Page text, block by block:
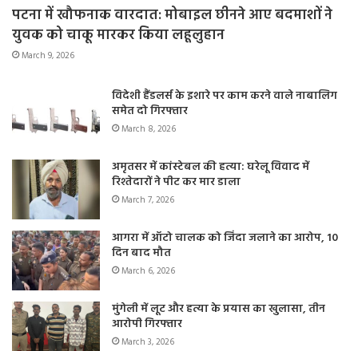
पटना में खौफनाक वारदात: मोबाइल छीनने आए बदमाशों ने
युवक को चाकू मारकर किया लहूलुहान
March 9, 2026
विदेशी हैंडलर्स के इशारे पर काम करने वाले नाबालिग
समेत दो गिरफ्तार
March 8, 2026
अमृतसर में कांस्टेबल की हत्या: घरेलू विवाद में
रिश्तेदारों ने पीट कर मार डाला
March 7, 2026
आगरा में ऑटो चालक को जिंदा जलाने का आरोप, 10
दिन बाद मौत
March 6, 2026
मुंगेली में लूट और हत्या के प्रयास का खुलासा, तीन
आरोपी गिरफ्तार
March 3, 2026